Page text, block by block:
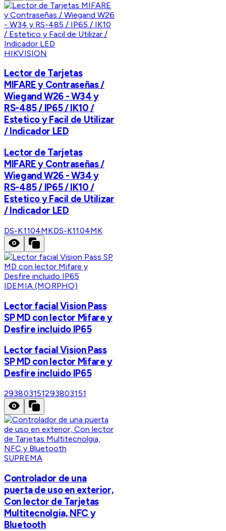
HIKVISION
Lector de Tarjetas
MIFARE y Contraseñas /
Wiegand W26 - W34 y
RS-485 / IP65 / IK10 /
Estetico y Facil de Utilizar
/ Indicador LED
Lector de Tarjetas
MIFARE y Contraseñas /
Wiegand W26 - W34 y
RS-485 / IP65 / IK10 /
Estetico y Facil de Utilizar
/ Indicador LED
DS-K1104MKDS-K1104MK
IDEMIA (MORPHO)
Lector facial Vision Pass
SP MD con lector Mifare y
Desfire incluido IP65
Lector facial Vision Pass
SP MD con lector Mifare y
Desfire incluido IP65
293803151293803151
SUPREMA
Controlador de una
puerta de uso en exterior,
Con lector de Tarjetas
Multitecnolgia, NFC y
Bluetooth